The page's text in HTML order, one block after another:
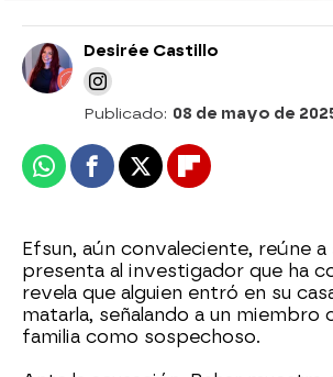
Desirée Castillo
Publicado: 08 de mayo de
WhatsappFacebook
X Flipboard
Efsun, aún convaleciente, reúne a
presenta al investigador que ha
revela que alguien entró en su
matarla, señalando a un miembro
familia como sospechoso.